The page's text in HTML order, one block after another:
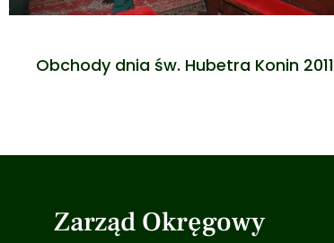
Obchody dnia św. Hubetra Konin 2011
Zarząd Okręgowy